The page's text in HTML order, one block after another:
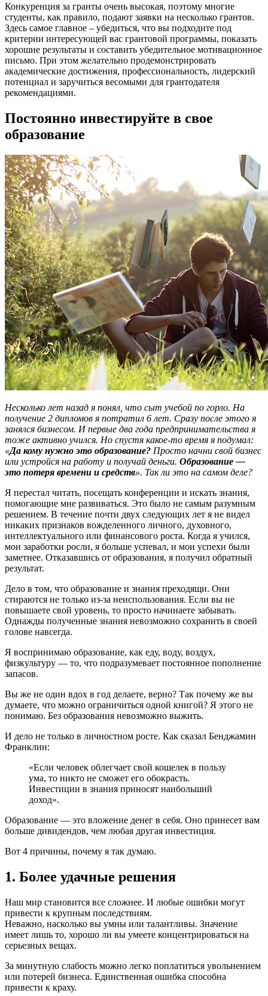
Конкуренция за гранты очень высокая, поэтому многие
студенты, как правило, подают заявки на несколько грантов.
Здесь самое главное – убедиться, что вы подходите под
критерии интересующей вас грантовой программы, показать
хорошие результаты и составить убедительное мотивационное
письмо. При этом желательно продемонстрировать
академические достижения, профессиональность, лидерский
потенциал и заручиться весомыми для грантодателя
рекомендациями.
Постоянно инвестируйте в свое
образование
Несколько лет назад я понял, что сыт учебой по горло. На
получение 2 дипломов я потратил 6 лет. Сразу после этого я
занялся бизнесом. И первые два года предпринимательства я
тоже активно учился. Но спустя какое-то время я подумал:
«Да кому нужно это образование? Просто начни свой бизнес
или устройся на работу и получай деньги. Образование —
это потеря времени и средств». Так ли это на самом деле?
Я перестал читать, посещать конференции и искать знания,
помогающие мне развиваться. Это было не самым разумным
решением. В течение почти двух следующих лет я не видел
никаких признаков вожделенного личного, духовного,
интеллектуального или финансового роста. Когда я учился,
мои заработки росли, я больше успевал, и мои успехи были
заметнее. Отказавшись от образования, я получил обратный
результат.
Дело в том, что образование и знания преходящи. Они
стираются не только из-за неиспользования. Если вы не
повышаете свой уровень, то просто начинаете забывать.
Однажды полученные знания невозможно сохранить в своей
голове навсегда.
Я воспринимаю образование, как еду, воду, воздух,
физкультуру — то, что подразумевает постоянное пополнение
запасов.
Вы же не один вдох в год делаете, верно? Так почему же вы
думаете, что можно ограничиться одной книгой? Я этого не
понимаю. Без образования невозможно выжить.
И дело не только в личностном росте. Как сказал Бенджамин
Франклин:
«Если человек облегчает свой кошелек в пользу
ума, то никто не сможет его обокрасть.
Инвестиции в знания приносят наибольший
доход».
Образование — это вложение денег в себя. Оно принесет вам
больше дивидендов, чем любая другая инвестиция.
Вот 4 причины, почему я так думаю.
1. Более удачные решения
Наш мир становится все сложнее. И любые ошибки могут
привести к крупным последствиям.
Неважно, насколько вы умны или талантливы. Значение
имеет лишь то, хорошо ли вы умеете концентрироваться на
серьезных вещах.
За минутную слабость можно легко поплатиться увольнением
или потерей бизнеса. Единственная ошибка способна
привести к краху.